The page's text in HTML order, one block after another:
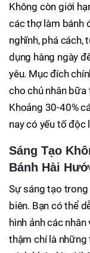
Không còn giới
các thợ làm bánh
nghĩnh, phá cách,
dụng hàng ngày
yêu. Mục đích
cho chủ nhân bữa
Khoảng 30-40%
nay có yếu tố độc
Sáng Tạo
Bánh Hài
Sự sáng tạo
biên. Bạn có thể
hình ảnh các
thậm chí là